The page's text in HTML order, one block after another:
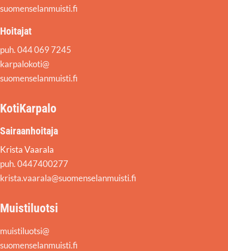
suomenselanmuisti.fi
Hoitajat
puh. 044 069 7245
karpalokoti@
suomenselanmuisti.fi
KotiKarpalo
Sairaanhoitaja
Krista Vaarala
puh. 0447400277
krista.vaarala@suomenselanmuisti.fi
Muistiluotsi
muistiluotsi@
suomenselanmuisti.fi